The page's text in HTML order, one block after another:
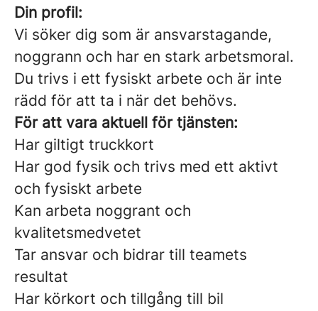
Din profil:
Vi söker dig som är ansvarstagande,
noggrann och har en stark arbetsmoral.
Du trivs i ett fysiskt arbete och är inte
rädd för att ta i när det behövs.
För att vara aktuell för tjänsten:
Har giltigt truckkort
Har god fysik och trivs med ett aktivt
och fysiskt arbete
Kan arbeta noggrant och
kvalitetsmedvetet
Tar ansvar och bidrar till teamets
resultat
Har körkort och tillgång till bil